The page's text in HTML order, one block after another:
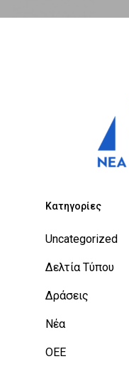
Kατηγορίες
Uncategorized
Δελτία Τύπου
Δράσεις
Νέα
ΟΕΕ